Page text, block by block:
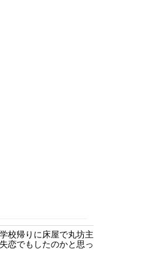
校帰りに床屋で丸坊主
恋でもしたのかと思っ